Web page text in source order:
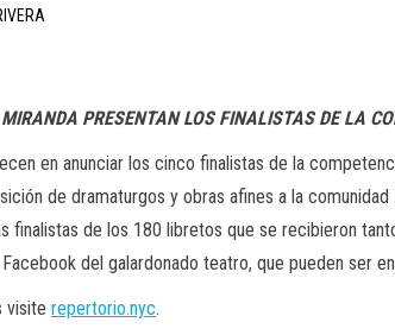
PRESENTAN LOS FINALISTAS DE LA
en anunciar los cinco finalistas de la
de dramaturgos y obras afines a la
finalistas de los 180 libretos que se recibieron
del galardonado teatro, que pueden ser
visite repertorio.nyc.